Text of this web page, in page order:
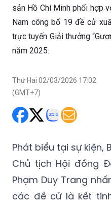
sản Hồ Chí Minh phối hợp
Nam công bố 19 đề cử
trực tuyến Giải thưởng
năm 2025.
Thứ Hai 02/03/2026 17:02
(GMT+7)
Phát biểu tại sự kiện,
Chủ tịch Hội đồng
Phạm Duy Trang
các đề cử là kết